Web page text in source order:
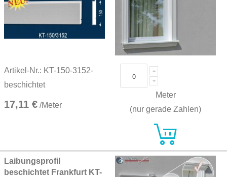
Artikel-Nr.: KT-150-3152-
beschichtet
17,11 € /Meter
Meter
(nur gerade Zahlen)
Laibungsprofil
beschichtet Frankfurt KT-